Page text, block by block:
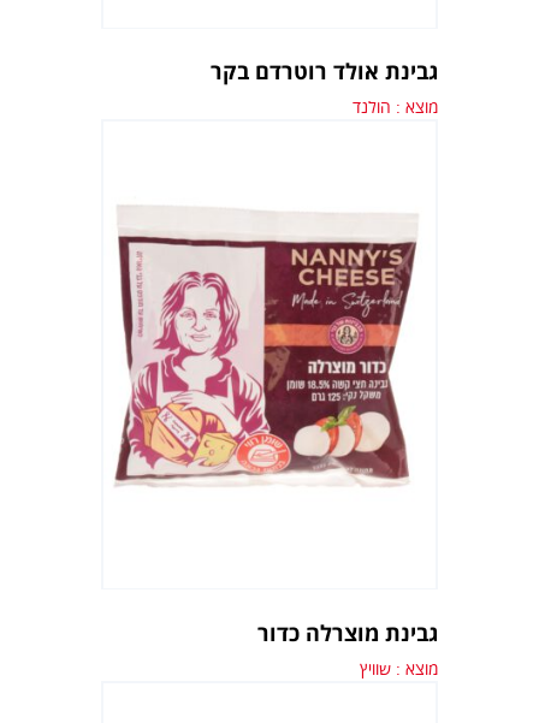
גבינת אולד רוטרדם בקר
מוצא : הולנד
גבינת מוצרלה כדור
מוצא : שוויץ